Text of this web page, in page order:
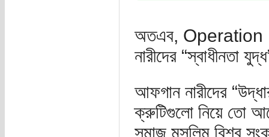
অতএব, Operation
নারীদের “স্বাধীনতা
আফগান নারীদের
ক্রুটিগুলো নিয়ে তো
সমাজ মুসলিম বিশ্ব